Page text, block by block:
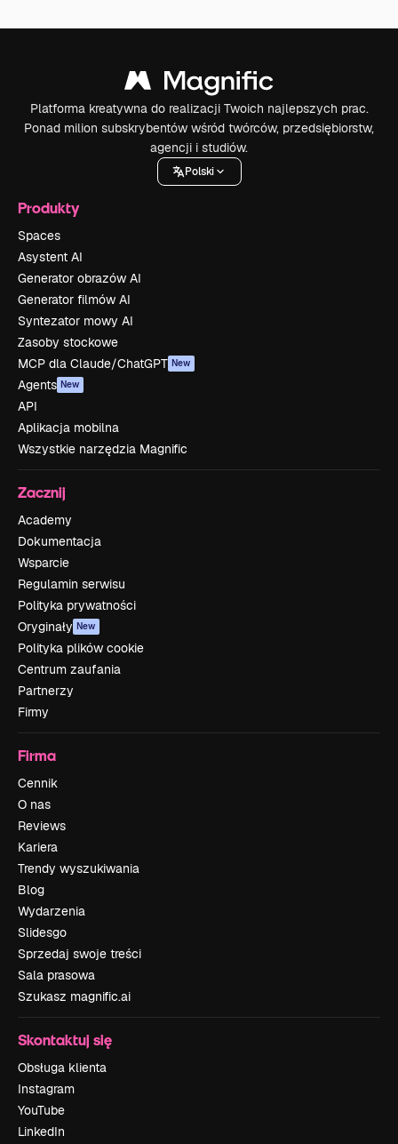
Platforma kreatywna do realizacji Twoich najlepszych prac.
Ponad milion subskrybentów wśród twórców, przedsiębiorstw,
agencji i studiów.
Polski
Produkty
Spaces
Asystent AI
Generator obrazów AI
Generator filmów AI
Syntezator mowy AI
Zasoby stockowe
MCP dla Claude/ChatGPT New
Agents New
API
Aplikacja mobilna
Wszystkie narzędzia Magnific
Zacznij
Academy
Dokumentacja
Wsparcie
Regulamin serwisu
Polityka prywatności
Oryginały New
Polityka plików cookie
Centrum zaufania
Partnerzy
Firmy
Firma
Cennik
O nas
Reviews
Kariera
Trendy wyszukiwania
Blog
Wydarzenia
Slidesgo
Sprzedaj swoje treści
Sala prasowa
Szukasz magnific.ai
Skontaktuj się
Obsługa klienta
Instagram
YouTube
LinkedIn